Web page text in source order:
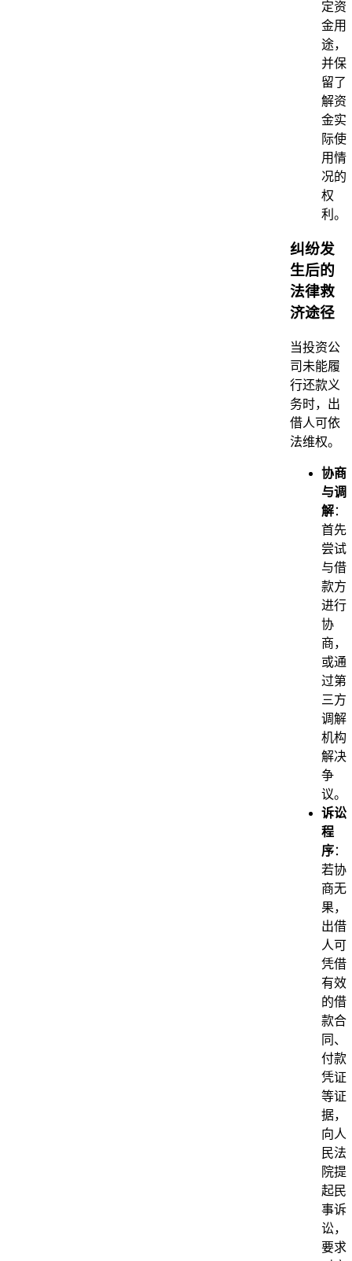
定资
金用
途，
并保
留了
解资
金实
际使
用情
况的
权
利。
纠纷发
生后的
法律救
济途径
当投资公
司未能履
行还款义
务时，出
借人可依
法维权。
协商
与调
解：
首先
尝试
与借
款方
进行
协
商，
或通
过第
三方
调解
机构
解决
争
议。
诉讼
程
序：
若协
商无
果，
出借
人可
凭借
有效
的借
款合
同、
付款
凭证
等证
据，
向人
民法
院提
起民
事诉
讼，
要求